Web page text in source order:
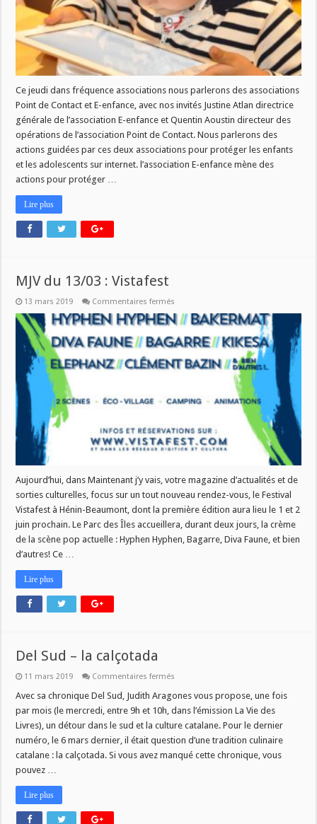
Ce jeudi dans fréquence associations nous parlerons des associations
Point de Contact et E-enfance, avec nos invités Justine Atlan directrice
générale de l’association E-enfance et Quentin Aoustin directeur des
opérations de l’association Point de Contact. Nous parlerons des
actions guidées par ces deux associations pour protéger les enfants
et les adolescents sur internet. l’association E-enfance mène des
actions pour protéger …
Lire plus
MJV du 13/03 : Vistafest
13 mars 2019 Commentaires fermés
du
13/03
:
Vistafest
Aujourd’hui, dans Maintenant j’y vais, votre magazine d’actualités et de
sorties culturelles, focus sur un tout nouveau rendez-vous, le Festival
Vistafest à Hénin-Beaumont, dont la première édition aura lieu le 1 et 2
juin prochain. Le Parc des Îles accueillera, durant deux jours, la crème
de la scène pop actuelle : Hyphen Hyphen, Bagarre, Diva Faune, et bien
d’autres! Ce …
Lire plus
Del Sud – la calçotada
11 mars 2019 Commentaires fermés
Sud
la
calçotada
Avec sa chronique Del Sud, Judith Aragones vous propose, une fois
par mois (le mercredi, entre 9h et 10h, dans l’émission La Vie des
Livres), un détour dans le sud et la culture catalane. Pour le dernier
numéro, le 6 mars dernier, il était question d’une tradition culinaire
catalane : la calçotada. Si vous avez manqué cette chronique, vous
pouvez …
Lire plus